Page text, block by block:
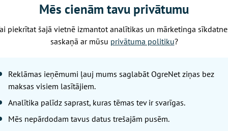
ieraksta
baptistu mācītājs Edgars Mažis,
uzbrukumā tika nogalināta 11 gadīga meitene,
Uz ierakstu vienaldzīgs nespēj palikt arī mācītājs
kļūst stipri personīgs…"
Mēs cienām tavu privātumu
piekrītat šajā vietnē izmantot analītikas un mārketinga
saskaņā ar mūsu privātuma politiku?
Reklāmas ieņēmumi ļauj mums saglabāt OgreNet ziņas bez
maksas visiem lasītājiem.
Analītika palīdz saprast, kuras tēmas tev ir svarīgas.
Mēs nepārdodam tavus datus trešajām pusēm.